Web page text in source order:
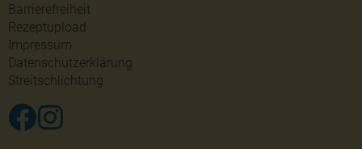
Barrierefreiheit
Rezeptupload
Impressum
Datenschutzerklärung
Streitschlichtung